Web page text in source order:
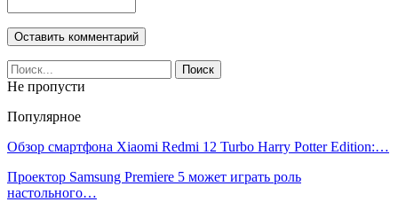
Не пропусти
Популярное
Обзор смартфона Xiaomi Redmi 12 Turbo Harry Potter Edition:…
Проектор Samsung Premiere 5 может играть роль
настольного…